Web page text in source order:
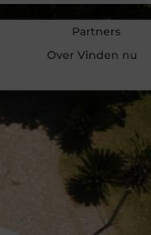
Partners
Over Vinden nu